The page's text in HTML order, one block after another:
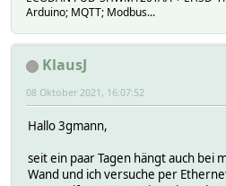
Arduino; MQTT; Modbus...
KlausJ
08 Oktober 2021, 16:07:52
Hallo 3gmann,
seit ein paar Tagen hängt auch bei
Wand und ich versuche per